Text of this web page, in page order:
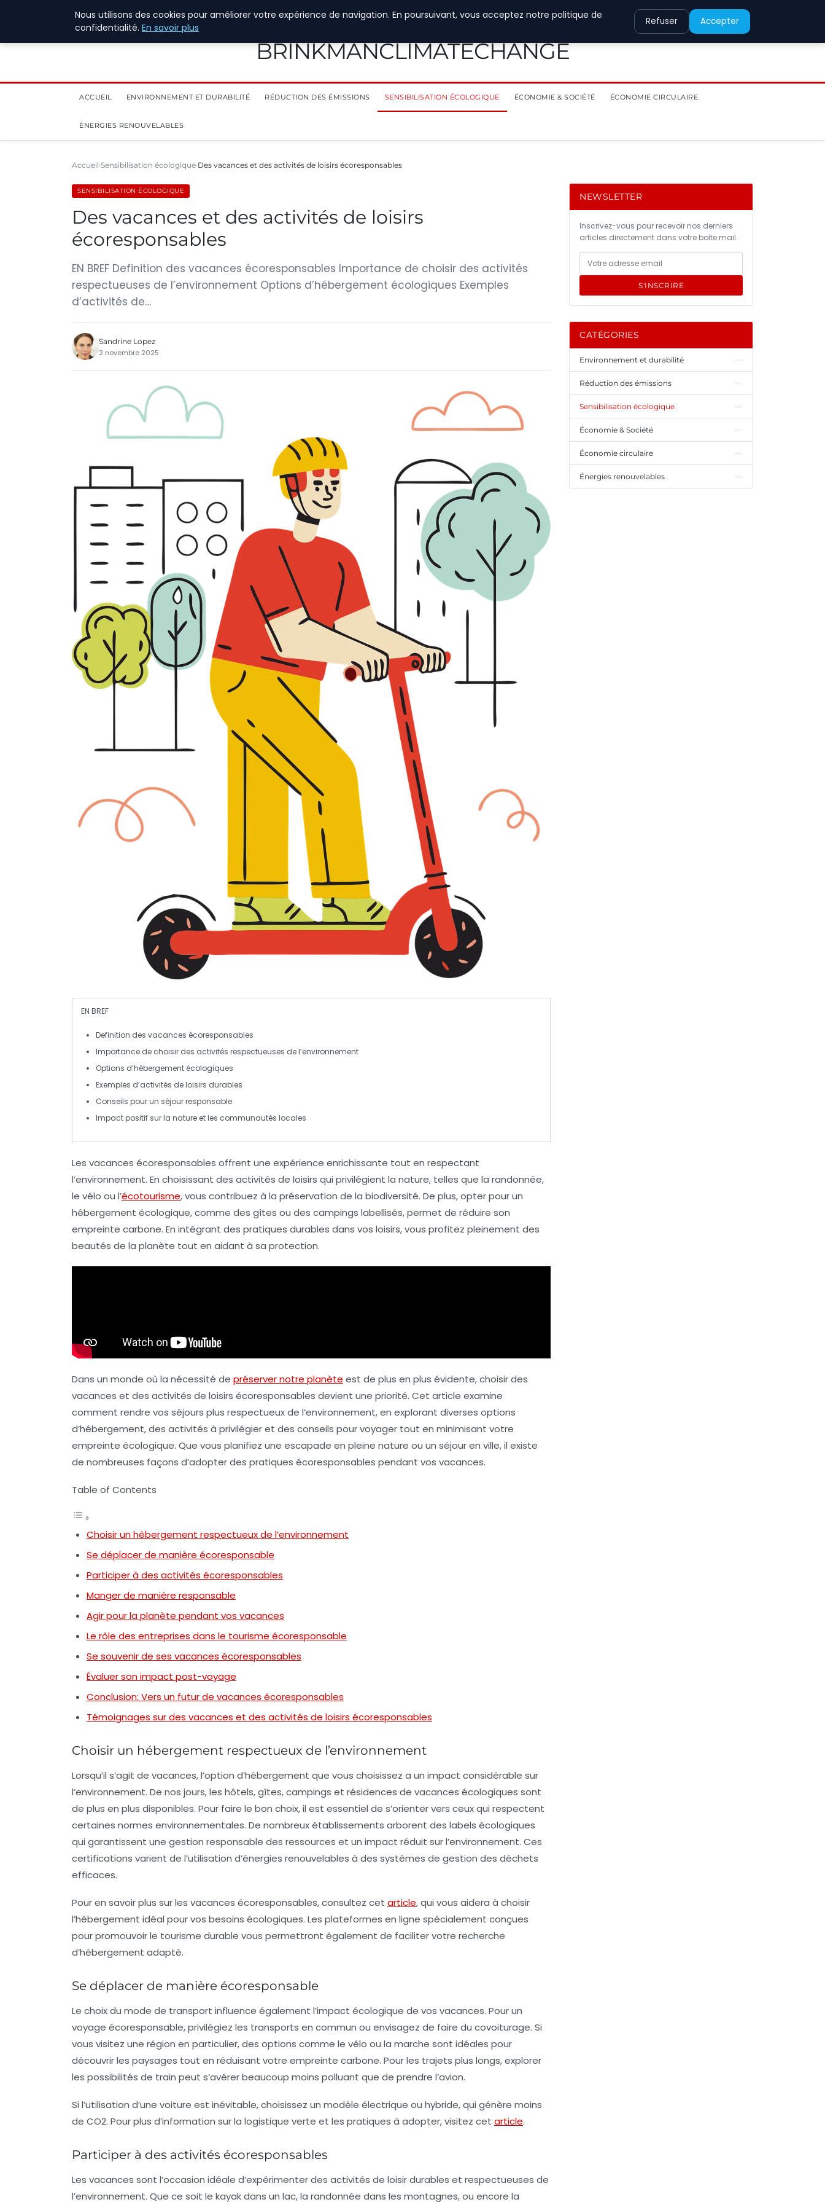
28 juillet 2026
BRINKMANCLIMATECHANGE
ACCUEIL ENVIRONNEMENT ET DURABILITÉ RÉDUCTION DES ÉMISSIONS SENSIBILISATION ÉCOLOGIQUE ÉCONOMIE & SOCIÉTÉ ÉCONOMIE CIRCULAIRE
ÉNERGIES RENOUVELABLES
Accueil Sensibilisation écologique Des vacances et des activités de loisirs écoresponsables
SENSIBILISATION ÉCOLOGIQUE
Des vacances et des activités de loisirs
écoresponsables
EN BREF Definition des vacances écoresponsables Importance de choisir des activités
respectueuses de l’environnement Options d’hébergement écologiques Exemples
d’activités de…
Sandrine Lopez
2 novembre 2025
EN BREF
Definition des vacances écoresponsables
Importance de choisir des activités respectueuses de l’environnement
Options d’hébergement écologiques
Exemples d’activités de loisirs durables
Conseils pour un séjourresponsable
Impact positif sur la nature et les communautés locales
Les vacances écoresponsables offrent une expérience enrichissante tout en respectant
l’environnement. En choisissant des activités de loisirs qui privilégient la nature, telles que la randonnée,
le vélo ou l’écotourisme, vous contribuez à la préservation de la biodiversité. De plus, opter pour un
hébergement écologique, comme des gîtes ou des campings labellisés, permet de réduire son
empreinte carbone. En intégrant des pratiques durables dans vos loisirs, vous profitez pleinement des
beautés de la planète tout en aidant à sa protection.
Dans un monde où la nécessité de préserver notre planète est de plus en plus évidente, choisir des
vacances et des activités de loisirs écoresponsables devient une priorité. Cet article examine
comment rendre vos séjours plus respectueux de l’environnement, en explorant diverses options
d’hébergement, des activités à privilégier et des conseils pour voyager tout en minimisant votre
empreinte écologique. Que vous planifiez une escapade en pleine nature ou un séjour en ville, il existe
de nombreuses façons d’adopter des pratiques écoresponsables pendant vos vacances.
Table of Contents
Choisir un hébergement respectueux de l’environnement
Se déplacer de manière écoresponsable
Participer à des activités écoresponsables
Manger de manière responsable
Agir pour la planète pendant vos vacances
Le rôle des entreprises dans le tourisme écoresponsable
Se souvenir de ses vacances écoresponsables
Évaluer son impact post-voyage
Conclusion: Vers un futur de vacances écoresponsables
Témoignages sur des vacances et des activités de loisirs écoresponsables
Choisir un hébergement respectueux de l’environnement
Lorsqu’il s’agit de vacances, l’option d’hébergement que vous choisissez a un impact considérable sur
l’environnement. De nos jours, les hôtels,gîtes,campings et résidences de vacances écologiques sont
de plus en plus disponibles. Pour faire le bon choix, il est essentiel de s’orienter vers ceux qui respectent
certaines normes environnementales. De nombreux établissements arborent des labels écologiques
qui garantissent une gestion responsable des ressources et un impact réduit sur l’environnement. Ces
certifications varient de l’utilisation d’énergies renouvelables à des systèmes de gestion des déchets
efficaces.
Pour en savoir plus sur les vacances écoresponsables, consultez cet article, qui vous aidera à choisir
l’hébergement idéal pour vos besoins écologiques. Les plateformes en ligne spécialement conçues
pour promouvoir le tourisme durable vous permettront également de faciliter votre recherche
d’hébergement adapté.
Se déplacer de manière écoresponsable
Le choix du mode de transport influence également l’impact écologique de vos vacances. Pour un
voyage écoresponsable, privilégiez les transports en commun ou envisagez de faire du covoiturage. Si
vous visitez une région en particulier, des options comme le vélo ou la marche sont idéales pour
découvrir les paysages tout en réduisant votre empreinte carbone. Pour les trajets plus longs, explorer
les possibilités de train peut s’avérer beaucoup moins polluant que de prendre l’avion.
Si l’utilisation d’une voiture est inévitable, choisissez un modèle électrique ou hybride, qui génère moins
de CO2. Pour plus d’information sur la logistique verte et les pratiques à adopter, visitez cet article.
Participer à des activités écoresponsables
Les vacances sont l’occasion idéale d’expérimenter des activités de loisirdurables et respectueuses de
l’environnement. Que ce soit le kayakdans un lac, la randonnée dans les montagnes, ou encore la
NEWSLETTER
Inscrivez-vous pour recevoir nos derniers
articles directement dans votre boîte mail.
S'INSCRIRE
CATÉGORIES
Environnement et durabilité
Réduction des émissions
Sensibilisation écologique
Économie & Société
Économie circulaire
Énergies renouvelables
Nous utilisons des cookies pour améliorer votre expérience de navigation. En poursuivant, vous acceptez notre politique de
confidentialité. En savoir plus
Refuser Accepter